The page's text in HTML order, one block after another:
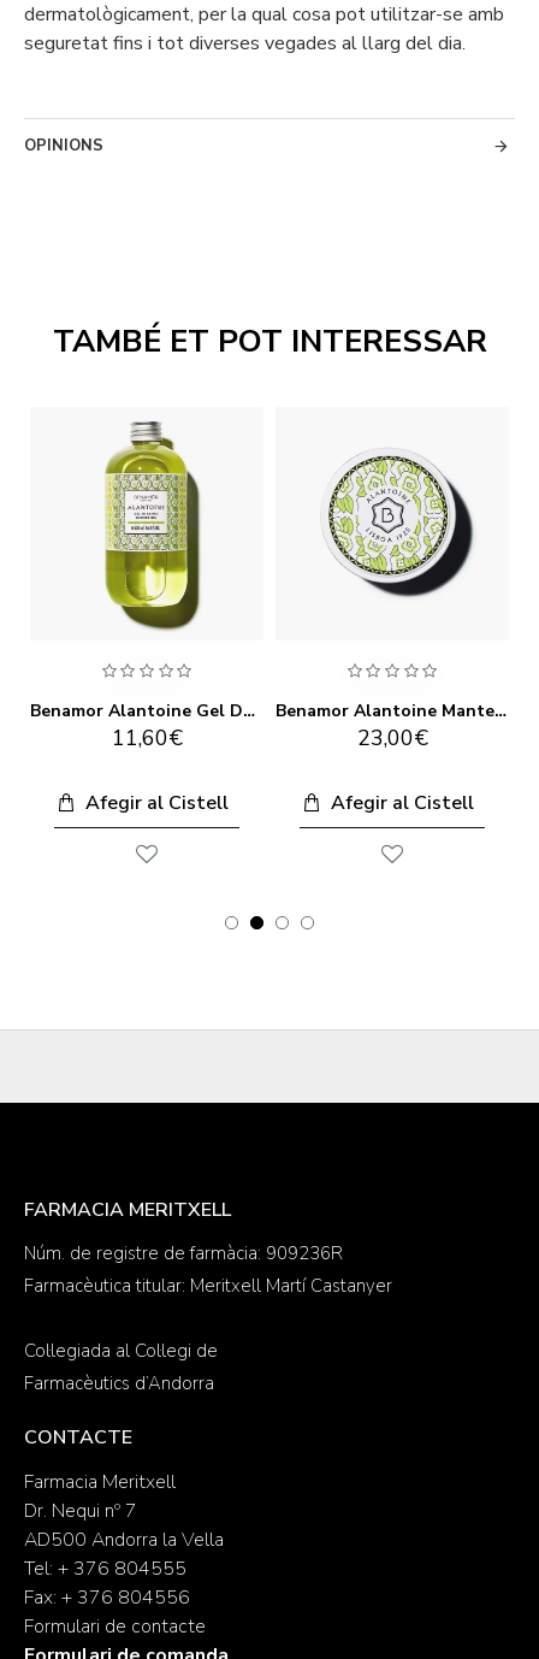
TAMBÉ ET POT INTERESSAR
Benamor Alantoine Gel De Bany 500ml
11,60€
Afegir al Cistell
Benamor Alantoine Mantega Corporal 200ml
23,00€
Afegir al Cistell
dermatològicament, per la qual cosa pot utilitzar-se amb
seguretat fins i tot diverses vegades al llarg del dia.
OPINIONS
FARMACIA MERITXELL
Núm. de registre de farmàcia: 909236R
Farmacèutica titular: Meritxell Martí Castanyer
Col·legiada al Col·legi de
Farmacèutics d’Andorra
CONTACTE
Farmacia Meritxell
Dr. Nequi nº 7
AD500 Andorra la Vella
Tel: + 376 804555
Fax: + 376 804556
Formulari de contacte